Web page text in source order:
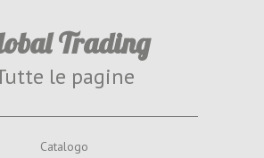
Trading
le pagine
Catalogo